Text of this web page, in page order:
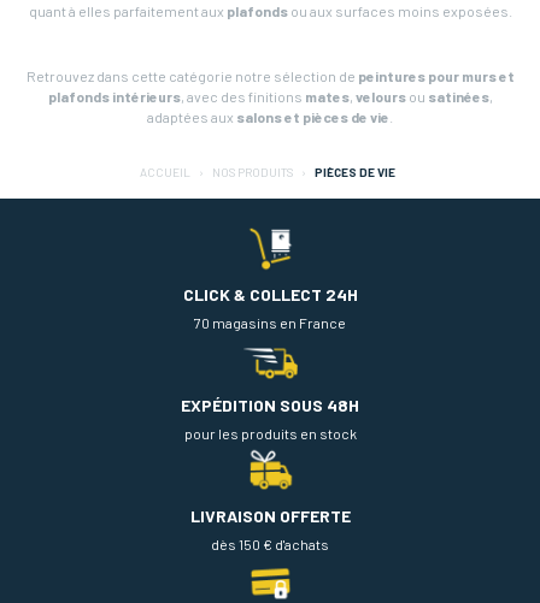
quant à elles parfaitement aux plafondsou aux surfaces moins exposées.
Retrouvez dans cette catégorie notre sélection de peintures pour murs et
plafonds intérieurs, avec des finitions mates, veloursou satinées,
adaptées aux salons et pièces de vie
ACCUEIL NOS PRODUITS PIÈCES DE VIE
CLICK & COLLECT 24H
70 magasins en France
EXPÉDITION SOUS 48H
pour les produits en stock
LIVRAISON OFFERTE
dès 150 € d'achats